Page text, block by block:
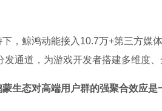
，鲸鸿动能接入10.7万+第三方媒
发通道，为游戏开发者搭建多维度、
生态对高端用户群的强聚合效应是